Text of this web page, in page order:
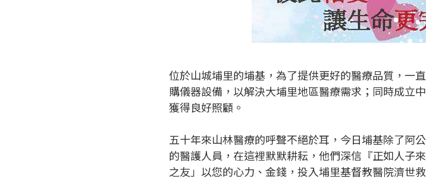
位於山城埔里的埔基，為了提供更好的醫療品質，一
購儀器設備，以解決大埔里地區醫療需求；同時成立
獲得良好照顧。
五十年來山林醫療的呼聲不絕於耳，今日埔基除了阿
的醫護人員，在這裡默默耕耘，他們深信『正如人
之友」以您的心力、金錢，投入埔里基督教醫院濟世